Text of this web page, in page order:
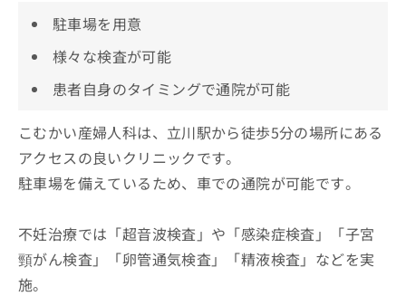
駐車場を用意
様々な検査が可能
患者自身のタイミングで通院が可能
こむかい産婦人科は、立川駅から徒歩5分の場所にある
アクセスの良いクリニックです。
駐車場を備えているため、車での通院が可能です。
不妊治療では「超音波検査」や「感染症検査」「子宮
頸がん検査」「卵管通気検査」「精液検査」などを実
施。